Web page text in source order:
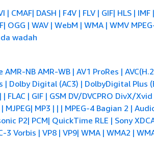
| CMAF| DASH | F4V | FLV | GIF| HLS |
OGG | WAV | WebM | WMA | WMV
wadah
AMR-NB AMR-WB | AV1 ProRes |
Dolby Digital (AC3) | DolbyDigital Plus
| FLAC | GIF | GSM DV/DVCPRO DivX/Xvid
MJPEG| MP3 | | | MPEG-4 Bagian 2 |
P2| PCM| QuickTime RLE | Sony
3 Vorbis | VP8 | VP9| WMA | WMA2 |